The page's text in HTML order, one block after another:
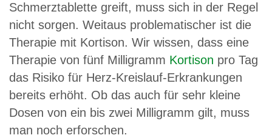
Schmerztablette greift, muss sich in der Regel
nicht sorgen. Weitaus problematischer ist die
Therapie mit Kortison. Wir wissen, dass eine
Therapie von fünf Milligramm Kortison pro Tag
das Risiko für Herz-Kreislauf-Erkrankungen
bereits erhöht. Ob das auch für sehr kleine
Dosen von ein bis zwei Milligramm gilt, muss
man noch erforschen.